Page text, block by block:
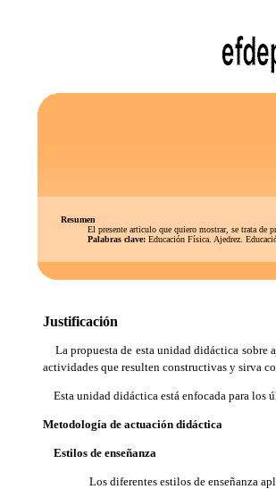
Resumen
El presente articulo que quiero mostrar, se trata de
Palabras clave: Educación Física. Ajedrez.
Justificación
La propuesta de esta unidad didáctica sobre
actividades que resulten constructivas y sirva
Esta unidad didáctica está enfocada para los
Metodología de actuación didáctica
Estilos de enseñanza
Los diferentes estilos de enseñanza